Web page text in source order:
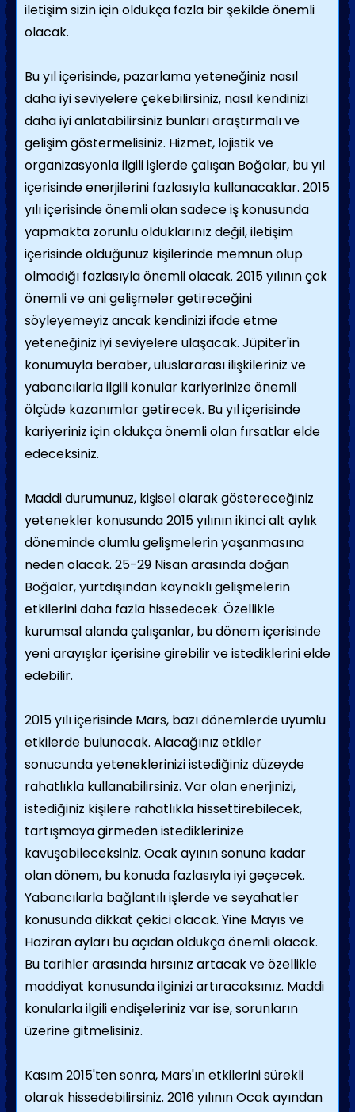
iletişim sizin için oldukça fazla bir şekilde önemli
olacak.
Bu yıl içerisinde, pazarlama yeteneğiniz nasıl
daha iyi seviyelere çekebilirsiniz, nasıl kendinizi
daha iyi anlatabilirsiniz bunları araştırmalı ve
gelişim göstermelisiniz. Hizmet, lojistik ve
organizasyonla ilgili işlerde çalışan Boğalar, bu yıl
içerisinde enerjilerini fazlasıyla kullanacaklar. 2015
yılı içerisinde önemli olan sadece iş konusunda
yapmakta zorunlu olduklarınız değil, iletişim
içerisinde olduğunuz kişilerinde memnun olup
olmadığı fazlasıyla önemli olacak. 2015 yılının çok
önemli ve ani gelişmeler getireceğini
söyleyemeyiz ancak kendinizi ifade etme
yeteneğiniz iyi seviyelere ulaşacak. Jüpiter'in
konumuyla beraber, uluslararası ilişkileriniz ve
yabancılarla ilgili konular kariyerinize önemli
ölçüde kazanımlar getirecek. Bu yıl içerisinde
kariyeriniz için oldukça önemli olan fırsatlar elde
edeceksiniz.
Maddi durumunuz, kişisel olarak göstereceğiniz
yetenekler konusunda 2015 yılının ikinci alt aylık
döneminde olumlu gelişmelerin yaşanmasına
neden olacak. 25-29 Nisan arasında doğan
Boğalar, yurtdışından kaynaklı gelişmelerin
etkilerini daha fazla hissedecek. Özellikle
kurumsal alanda çalışanlar, bu dönem içerisinde
yeni arayışlar içerisine girebilir ve istediklerini elde
edebilir.
2015 yılı içerisinde Mars, bazı dönemlerde uyumlu
etkilerde bulunacak. Alacağınız etkiler
sonucunda yeteneklerinizi istediğiniz düzeyde
rahatlıkla kullanabilirsiniz. Var olan enerjinizi,
istediğiniz kişilere rahatlıkla hissettirebilecek,
tartışmaya girmeden istediklerinize
kavuşabileceksiniz. Ocak ayının sonuna kadar
olan dönem, bu konuda fazlasıyla iyi geçecek.
Yabancılarla bağlantılı işlerde ve seyahatler
konusunda dikkat çekici olacak. Yine Mayıs ve
Haziran ayları bu açıdan oldukça önemli olacak.
Bu tarihler arasında hırsınız artacak ve özellikle
maddiyat konusunda ilginizi artıracaksınız. Maddi
konularla ilgili endişeleriniz var ise, sorunların
üzerine gitmelisiniz.
Kasım 2015'ten sonra, Mars'ın etkilerini sürekli
olarak hissedebilirsiniz. 2016 yılının Ocak ayından